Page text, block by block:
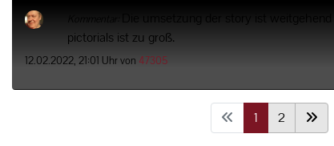
Die umsetzung der story ist
pictorials ist zu groß.
12.02.2022, 21:01 Uhr von 47305
1 2